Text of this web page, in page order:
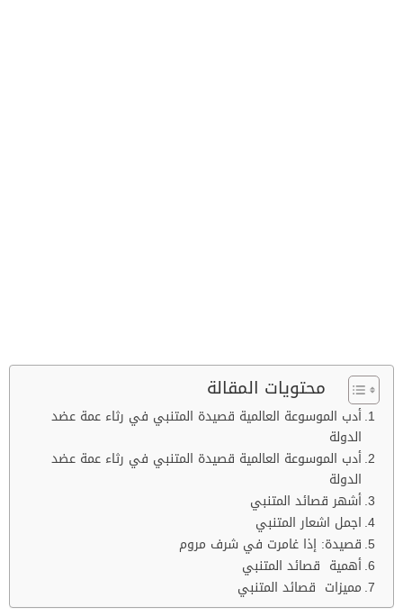
محتويات المقالة
أدب الموسوعة العالمية قصيدة المتنبي في رثاء عمة عضد
الدولة
أدب الموسوعة العالمية قصيدة المتنبي في رثاء عمة عضد
الدولة
أشهر قصائد المتنبي
اجمل اشعار المتنبي
قصيدة: إذا غامرت في شرف مروم
أهمية قصائد المتنبي
مميزات قصائد المتنبي